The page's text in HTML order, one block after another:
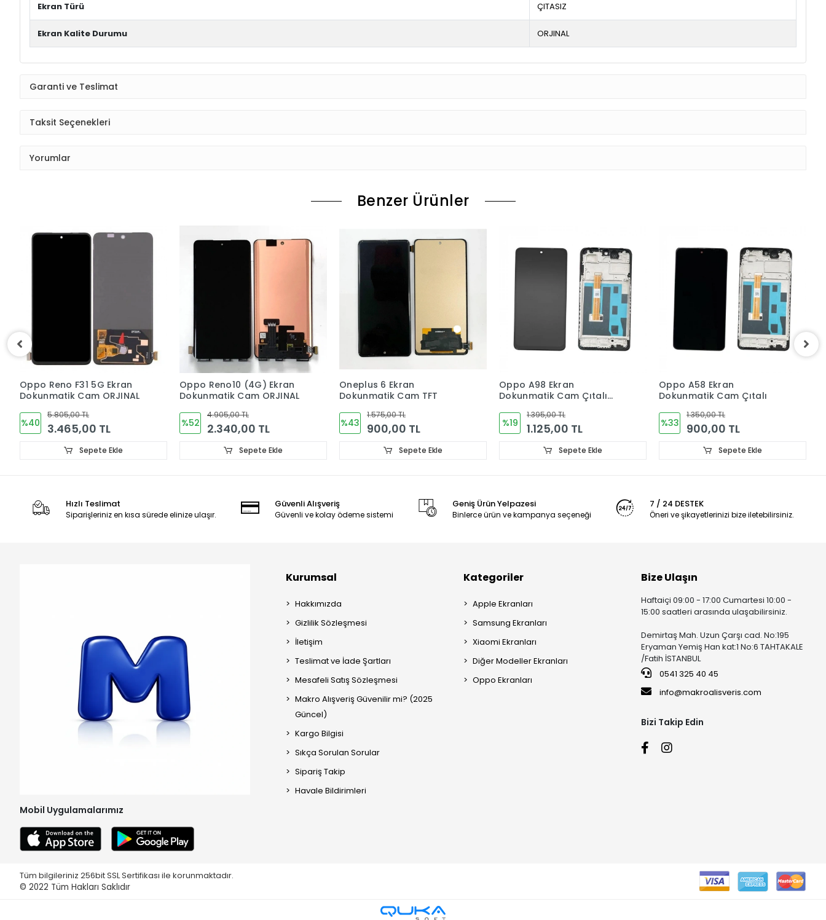
Ekran Türü ÇITASIZ
Ekran Kalite Durumu ORJINAL
Garanti ve Teslimat
Taksit Seçenekleri
Yorumlar
Benzer Ürünler
Oppo Reno10 (4G) Ekran
Dokunmatik Cam ORJINAL
%52 2.340,00 TL
Oneplus 6 Ekran
Dokunmatik Cam TFT
%43 900,00 TL
Oppo A98 Ekran
Dokunmatik Cam Çıtalı
%19
1.125,00 TL
Oppo A58 Ekran
Dokunmatik Cam Çıtalı
%33 900,00 TL
Oppo A5 (5G) Ekran
Dokunmatik Cam
%40 675,00 TL
Hızlı Teslimat
Siparişleriniz en kısa sürede elinize ulaşır.
Güvenli Alışveriş
Güvenli ve kolay ödeme sistemi
Geniş Ürün Yelpazesi
Binlerce ürün ve kampanya seçeneği
7 / 24 DESTEK
Öneri ve şikayetlerinizi bize iletebilirsiniz.
Mobil Uygulamalarımız
Kurumsal
Hakkımızda
Gizlilik Sözleşmesi
İletişim
Teslimat ve İade Şartları
Mesafeli Satış Sözleşmesi
Makro Alışveriş Güvenilir mi? (2025
Güncel)
Kargo Bilgisi
Sıkça Sorulan Sorular
Sipariş Takip
Havale Bildirimleri
Kategoriler
Apple Ekranları
Samsung Ekranları
Xiaomi Ekranları
Diğer Modeller Ekranları
Oppo Ekranları
Bize Ulaşın
Haftaiçi 09:00 - 17:00 Cumartesi 10:00 -
15:00 saatleri arasında ulaşabilirsiniz.
Demirtaş Mah. Uzun Çarşı cad. No:195
Eryaman Yemiş Han kat:1 No:6 TAHTAKALE
/Fatih İSTANBUL
0541 325 40 45
info@makroalisveris.com
Bizi Takip Edin
Tüm bilgileriniz 256bit SSL Sertifikası ile korunmaktadır.
© 2022 Tüm Hakları Saklıdır